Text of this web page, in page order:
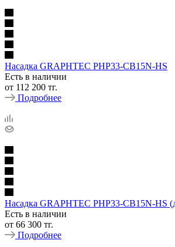
Насадка GRAPHTEC PHP33-CB15N-HS
Есть в наличии
от 112 200 тг.
Подробнее
Насадка GRAPHTEC PHP33-CB15N-HS
Есть в наличии
от 66 300 тг.
Подробнее